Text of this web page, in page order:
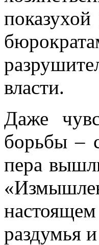
власти.
Даже
борьбы –
пера
раздумья